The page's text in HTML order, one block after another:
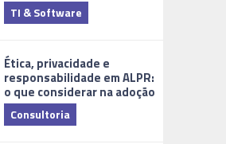
TI & Software
Ética, privacidade e
responsabilidade em ALPR:
o que considerar na adoção
Consultoria